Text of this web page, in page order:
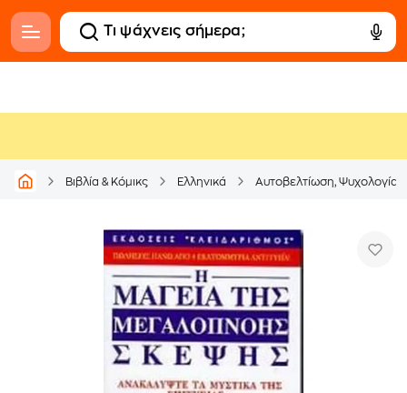
Βιβλία & Κόμικς Ελληνικά Αυτοβελτίωση, Ψυχολογία